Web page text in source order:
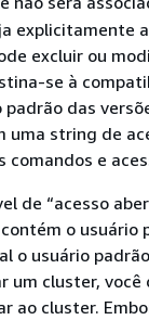
explicitamente
excluir ou
se à
das
uma string de
comandos e
de “acesso
o usuário
o usuário
um cluster, você
ao cluster.